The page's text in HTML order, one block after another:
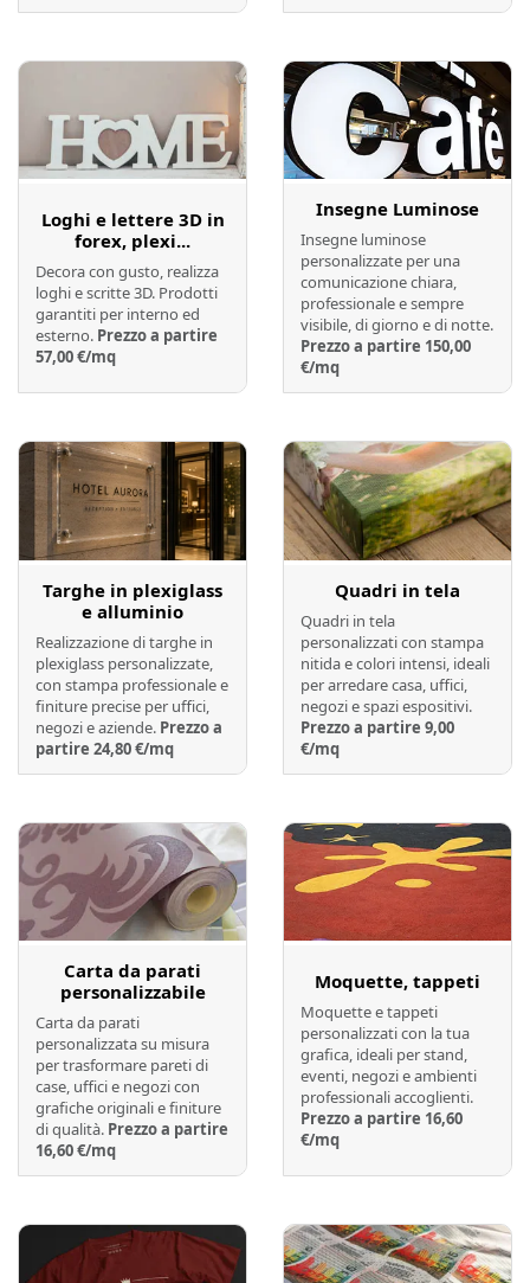
Loghi e lettere 3D in
forex, plexi...
Decora con gusto, realizza
loghi e scritte 3D. Prodotti
garantiti per interno ed
esterno. Prezzo a partire
57,00 €/mq
Insegne Luminose
Insegne luminose
personalizzate per una
comunicazione chiara,
professionale e sempre
visibile, di giorno e di notte.
Prezzo a partire 150,00
€/mq
Targhe in plexiglass
e alluminio
Realizzazione di targhe in
plexiglass personalizzate,
con stampa professionale e
finiture precise per uffici,
negozi e aziende. Prezzo a
partire 24,80 €/mq
Quadri in tela
Quadri in tela
personalizzati con stampa
nitida e colori intensi, ideali
per arredare casa, uffici,
negozi e spazi espositivi.
Prezzo a partire 9,00
€/mq
Carta da parati
personalizzabile
Carta da parati
personalizzata su misura
per trasformare pareti di
case, uffici e negozi con
grafiche originali e finiture
di qualità. Prezzo a partire
16,60 €/mq
Moquette, tappeti
Moquette e tappeti
personalizzati con la tua
grafica, ideali per stand,
eventi, negozi e ambienti
professionali accoglienti.
Prezzo a partire 16,60
€/mq